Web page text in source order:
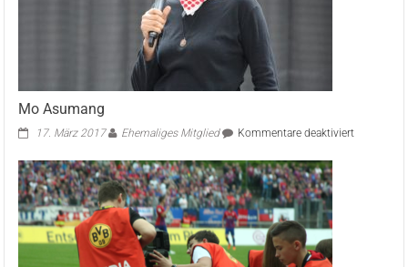
Mo Asumang
17. März 2017 Ehemaliges Mitglied Kommentare deaktiviertfür